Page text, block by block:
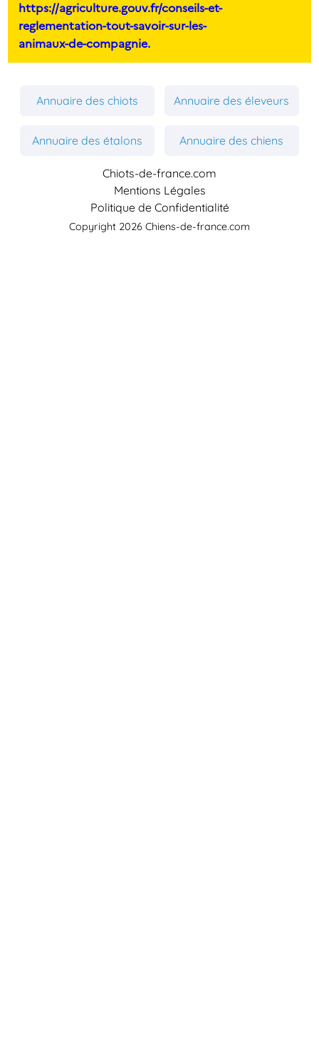
https://agriculture.gouv.fr/conseils-et-
reglementation-tout-savoir-sur-les-
animaux-de-compagnie.
Annuaire des chiots Annuaire des éleveurs
Annuaire des étalons Annuaire des chiens
Chiots-de-france.com
Mentions Légales
Politique de Confidentialité
Copyright 2026 Chiens-de-france.com